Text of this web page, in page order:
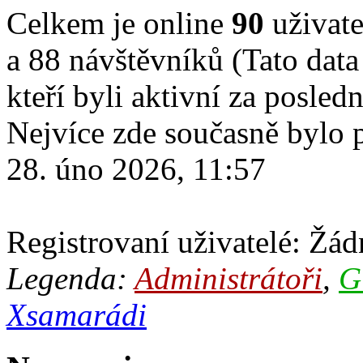
Celkem je online 90
a 88 návštěvníků (Tato
kteří byli aktivní za
Nejvíce zde současně
28. úno 2026, 11:57
Registrovaní uživatelé:
Legenda:Administrátoři,
Xsamarádi